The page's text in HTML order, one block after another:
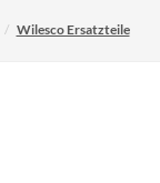
Wilesco Ersatzteile